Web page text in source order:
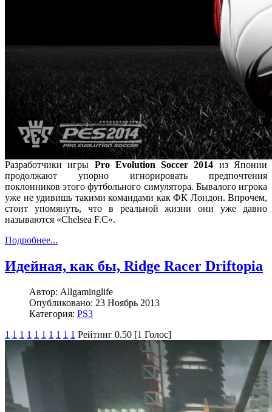
Разработчики игры Pro Evolution Soccer 2014 из Японии
продолжают упорно игнорировать предпочтения
поклонников этого футбольного симулятора. Бывалого игрока
уже не удивишь такими командами как ФК Лондон. Впрочем,
стоит упомянуть, что в реальной жизни они уже давно
называются «Chelsea F.C».
Подробнее...
Идейная, как бы, Ridge Racer Driftopia
Автор: Allgaminglife
Опубликовано: 23 Ноябрь 2013
Категория: PS3
1 1 1 1 1 1 1 1 1 1 Рейтинг 0.50 [1 Голос]